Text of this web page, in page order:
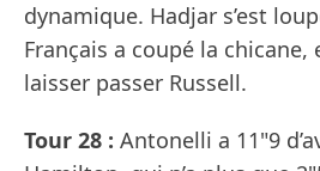
dynamique. Hadjar s’est
Français a coupé la
laisser passer Russell.
Tour 28 : Antonelli a 11"9